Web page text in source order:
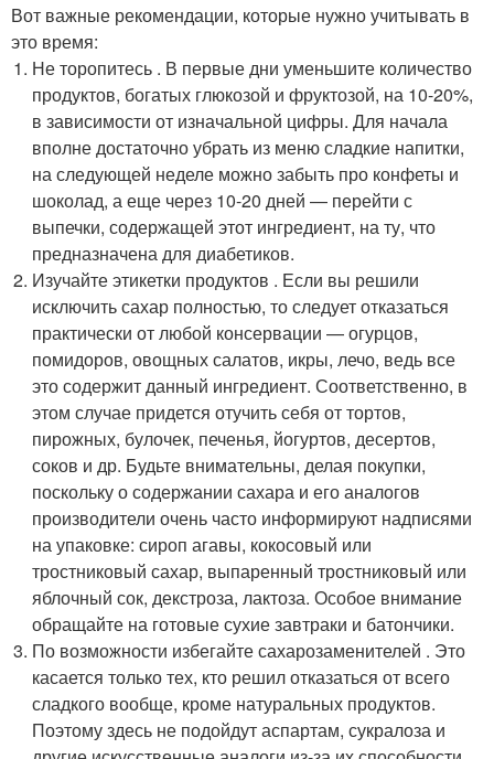
Вот важные рекомендации, которые нужно учитывать в
это время:
Не торопитесь . В первые дни уменьшите количество
продуктов, богатых глюкозой и фруктозой, на 10-20%,
в зависимости от изначальной цифры. Для начала
вполне достаточно убрать из меню сладкие напитки,
на следующей неделе можно забыть про конфеты и
шоколад, а еще через 10-20 дней — перейти с
выпечки, содержащей этот ингредиент, на ту, что
предназначена для диабетиков.
Изучайте этикетки продуктов . Если вы решили
исключить сахар полностью, то следует отказаться
практически от любой консервации — огурцов,
помидоров, овощных салатов, икры, лечо, ведь все
это содержит данный ингредиент. Соответственно, в
этом случае придется отучить себя от тортов,
пирожных, булочек, печенья, йогуртов, десертов,
соков и др. Будьте внимательны, делая покупки,
поскольку о содержании сахара и его аналогов
производители очень часто информируют надписями
на упаковке: сироп агавы, кокосовый или
тростниковый сахар, выпаренный тростниковый или
яблочный сок, декстроза, лактоза. Особое внимание
обращайте на готовые сухие завтраки и батончики.
По возможности избегайте сахарозаменителей . Это
касается только тех, кто решил отказаться от всего
сладкого вообще, кроме натуральных продуктов.
Поэтому здесь не подойдут аспартам, сукралоза и